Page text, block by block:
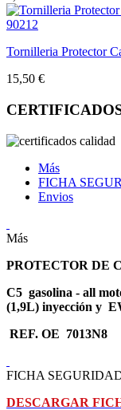
Tornilleria Protector
15,50 €
Más
FICHA
Envios
Más
PROTECTOR DE
C5 gasolina - all
(1,9L) inyección y
REF. OE 7013N8
FICHA
DESCARGAR